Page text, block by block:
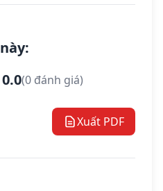
0.0(0 đánh giá)
Xuất PDF